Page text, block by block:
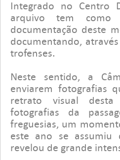
Integrado no Centro
arquivo tem como
documentação deste
documentando,
trofenses.
Neste sentido, a
enviarem fotografias
retrato visual desta
fotografias da
freguesias, um
este ano se assumiu
revelou de grande